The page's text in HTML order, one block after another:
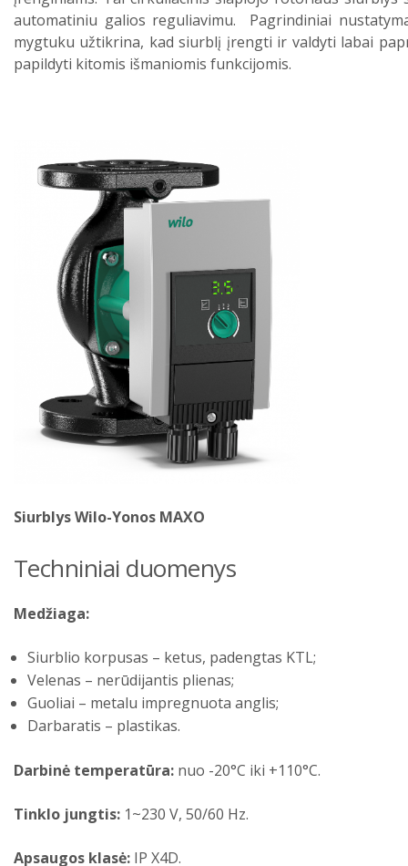
automatiniu galios reguliavimu. Pagrindiniai
mygtuku užtikrina, kad siurblį įrengti ir valdyti labai
papildyti kitomis išmaniomis funkcijomis.
Siurblys Wilo-Yonos MAXO
Techniniai duomenys
Medžiaga:
Siurblio korpusas – ketus, padengtas KTL;
Velenas – nerūdijantis plienas;
Guoliai – metalu impregnuota anglis;
Darbaratis – plastikas.
Darbinė temperatūra: nuo -20°C iki +110°C.
Tinklo jungtis: 1~230 V, 50/60 Hz.
Apsaugos klasė: IP X4D.